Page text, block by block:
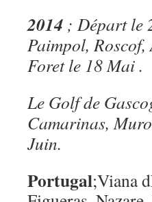
2014 ; Départ le
Paimpol,
Foret le 18 Mai .
Le Golf de
Camarinas,
Juin.
Portugal;Viana